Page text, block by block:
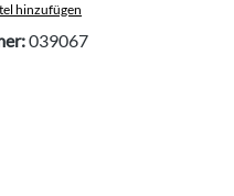
hinzufügen
039067